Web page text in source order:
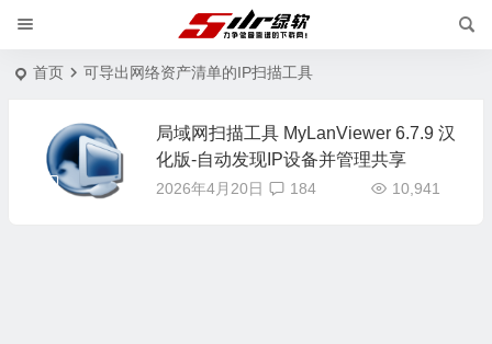
首页 可导出网络资产清单的IP扫描工具
局域网扫描工具 MyLanViewer 6.7.9 汉
化版-自动发现IP设备并管理共享
2026年4月20日 10,941
184